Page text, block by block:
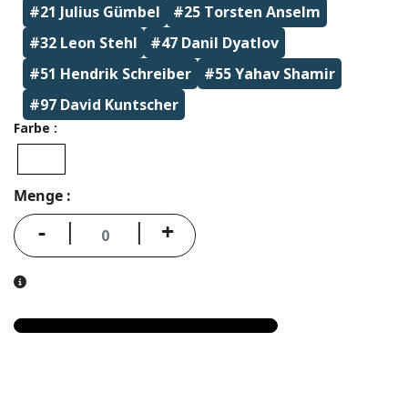
#21 Julius Gümbel
#25 Torsten Anselm
#32 Leon Stehl
#47 Danil Dyatlov
#51 Hendrik Schreiber
#55 Yahav Shamir
#97 David Kuntscher
Farbe
Menge
- +